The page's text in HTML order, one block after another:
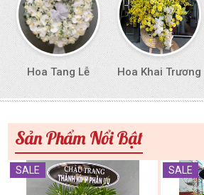
Hoa Tang Lễ Hoa Khai Trương
Sản Phẩm Nổi Bật
SALE SALE